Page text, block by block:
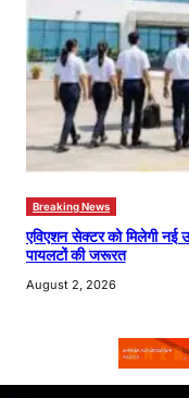
Breaking News
एविएशन सेक्टर को मिलेगी
पायलटों की जरूरत
August 2, 2026